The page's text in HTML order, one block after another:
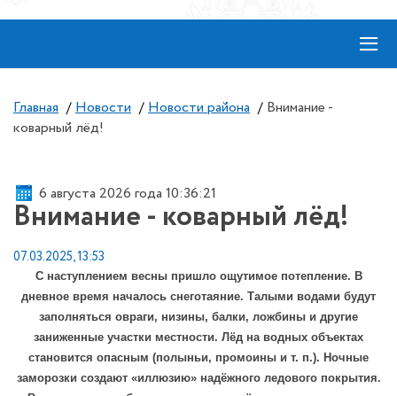
≡
Главная / Новости / Новости района / Внимание -
коварный лёд!
6 августа 2026 года 10:36:21
Внимание - коварный лёд!
07.03.2025, 13:53
С наступлением весны пришло ощутимое потепление. В
дневное время началось снеготаяние. Талыми водами будут
заполняться овраги, низины, балки, ложбины и другие
заниженные участки местности. Лёд на водных объектах
становится опасным (полыньи, промоины и т. п.). Ночные
заморозки создают «иллюзию» надёжного ледового покрытия.